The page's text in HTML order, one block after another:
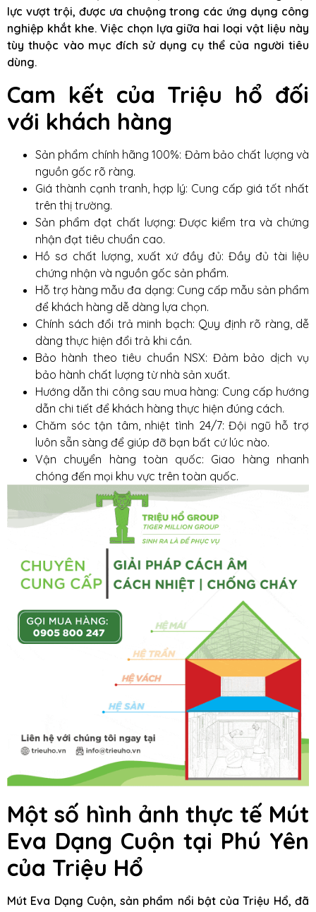
lực vượt trội, được ưa chuộng trong các ứng dụng công
nghiệp khắt khe. Việc chọn lựa giữa hai loại vật liệu này
tùy thuộc vào mục đích sử dụng cụ thể của người tiêu
dùng.
Cam kết của Triệu hổ đối
với khách hàng
Sản phẩm chính hãng 100%: Đảm bảo chất lượng và
nguồn gốc rõ ràng.
Giá thành cạnh tranh, hợp lý: Cung cấp giá tốt nhất
trên thị trường.
Sản phẩm đạt chất lượng: Được kiểm tra và chứng
nhận đạt tiêu chuẩn cao.
Hồ sơ chất lượng, xuất xứ đầy đủ: Đầy đủ tài liệu
chứng nhận và nguồn gốc sản phẩm.
Hỗ trợ hàng mẫu đa dạng: Cung cấp mẫu sản phẩm
để khách hàng dễ dàng lựa chọn.
Chính sách đổi trả minh bạch: Quy định rõ ràng, dễ
dàng thực hiện đổi trả khi cần.
Bảo hành theo tiêu chuẩn NSX: Đảm bảo dịch vụ
bảo hành chất lượng từ nhà sản xuất.
Hướng dẫn thi công sau mua hàng: Cung cấp hướng
dẫn chi tiết để khách hàng thực hiện đúng cách.
Chăm sóc tận tâm, nhiệt tình 24/7: Đội ngũ hỗ trợ
luôn sẵn sàng để giúp đỡ bạn bất cứ lúc nào.
Vận chuyển hàng toàn quốc: Giao hàng nhanh
chóng đến mọi khu vực trên toàn quốc.
Một số hình ảnh thực tế Mút
Eva Dạng Cuộn tại Phú Yên
của Triệu Hổ
Mút Eva Dạng Cuộn, sản phẩm nổi bật của Triệu Hổ, đã